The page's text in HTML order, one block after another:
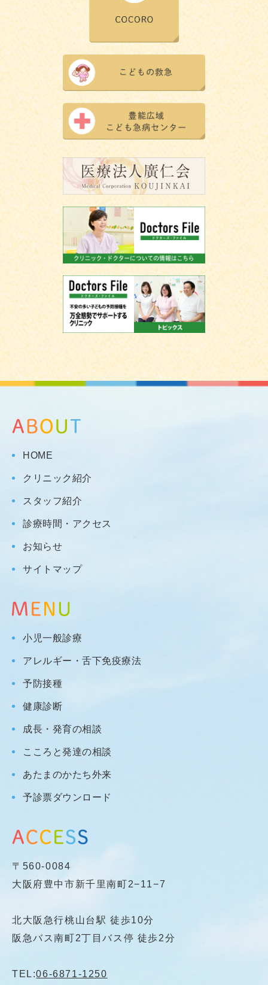
HOME
クリニック紹介
スタッフ紹介
診療時間・アクセス
お知らせ
サイトマップ
小児一般診療
アレルギー・舌下免疫療法
予防接種
健康診断
成長・発育の相談
こころと発達の相談
あたまのかたち外来
予診票ダウンロード
〒560-0084
大阪府豊中市新千里南町2−11−7
北大阪急行桃山台駅 徒歩10分
阪急バス南町2丁目バス停 徒歩2分
TEL:06-6871-1250